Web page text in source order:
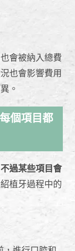
會被納入總費
也會影響費用
。
個項目都
過某些項目會
植牙過程中的